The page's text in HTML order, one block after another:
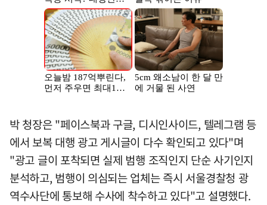
박 청장은 "페이스북과 구글, 디시인사이드, 텔레그램 등
에서 보복 대행 광고 게시글이 다수 확인되고 있다"며
"광고 글이 포착되면 실제 범행 조직인지 단순 사기인지
분석하고, 범행이 의심되는 업체는 즉시 서울경찰청 광
역수사단에 통보해 수사에 착수하고 있다"고 설명했다.